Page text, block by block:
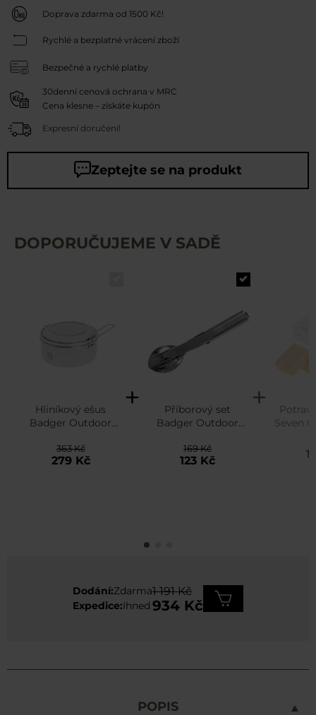
Doprava zdarma od 1500 Kč!
Rychlé a bezplatné vrácení zboží
Bezpečné a rychlé platby
30denní cenová ochrana v MRC
Cena klesne – získáte kupón
Expresní doručení!
Zeptejte se na produkt
DOPORUČUJEME V SADĚ
Hliníkový ešus
Badger Outdoor
279 Kč
363 Kč
Příborový set
Badger Outdoor
123 Kč
169 Kč
Seven
Dodání:Zdarma
Expedice:Ihned
1 191 Kč
934 Kč
POPIS